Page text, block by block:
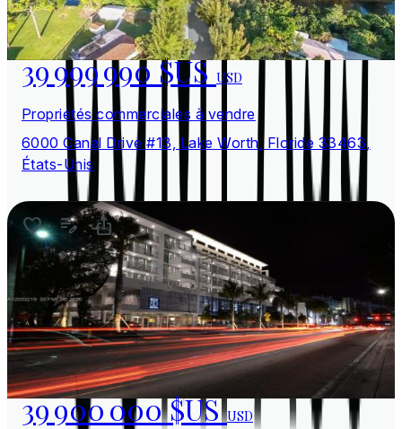
39 999 990 $USUSD
Propriétés commerciales à vendre
6000 Canal Drive #13, Lake Worth, Floride 33463,
États-Unis
39 900 000 $USUSD